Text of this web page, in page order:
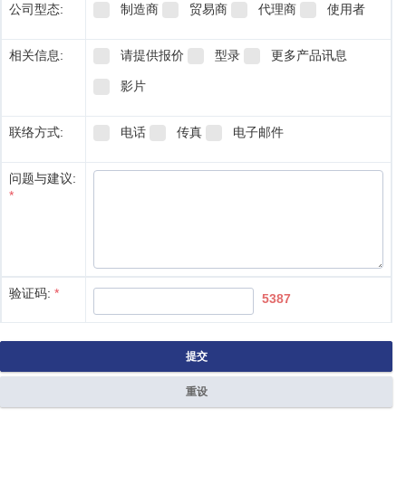
公司型态: 制造商 贸易商 代理商 使用者
相关信息: 请提供报价 型录 更多产品讯息
影片
联络方式: 电话 传真 电子邮件
问题与建议:
*
验证码: * 5387
提交
重设